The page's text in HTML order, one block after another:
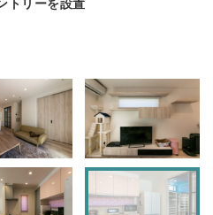
トリーを設置